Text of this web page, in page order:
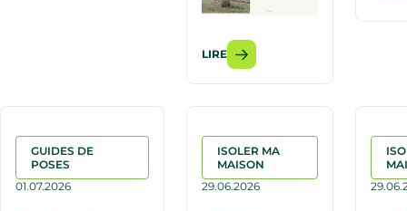
LIRE
GUIDES DE
POSES
01.07.2026
ISOLER MA
MAISON
29.06.2026